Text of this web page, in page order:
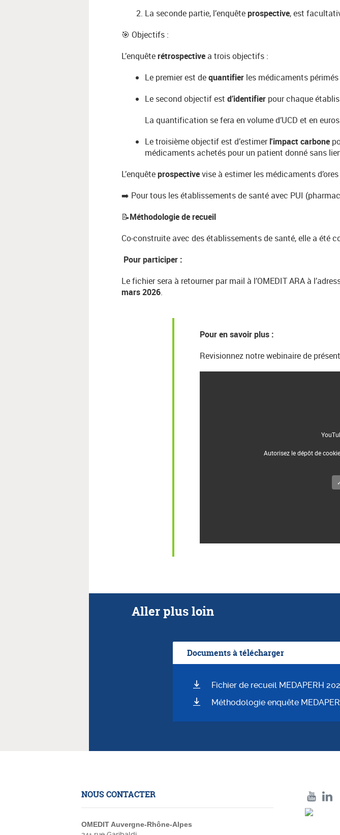
La seconde partie, l’enquêteprospective, est
🎯 Objectifs :
L’enquêterétrospectivea trois objectifs :
Le premier est dequantifier les médicaments
Le second objectif est d’identifier pour chaque
La quantification se fera en volume d’UCD et en
Le troisième objectif est d’estimerl'impact carbone
médicaments achetés pour un patient donné sans
L’enquêteprospectivevise à estimer les médicaments
➡️ Pour tous les établissements de santé avec PUI
📝Méthodologie de recueil
Co-construite avec des établissements de santé, elle a été
Pour participer :
Le fichier sera à retourner par mail à l’OMEDIT ARA à
mars 2026.
Pour en savoir plus :
Revisionnez notre webinaire de
Autorisez le dépôt de
Aller plus loin
Documents à télécharger
Fichier de recueil MEDAPERH
Méthodologie enquête
NOUS CONTACTER
OMEDIT Auvergne-Rhône-Alpes